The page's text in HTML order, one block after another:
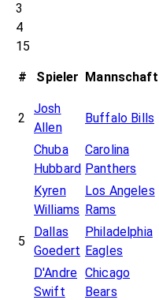
3
4
15
# Spieler Mannschaft
2
Josh
Allen
Buffalo Bills
Chuba
Hubbard
Carolina
Panthers
Kyren
Williams
Los Angeles
Rams
5
Dallas
Goedert
Philadelphia
Eagles
D'Andre
Swift
Chicago
Bears